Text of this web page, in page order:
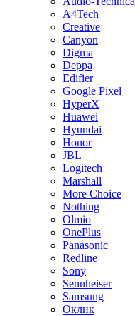
A4Tech
Creative
Canyon
Digma
Deppa
Edifier
Google Pixel
HyperX
Huawei
Hyundai
Honor
JBL
Logitech
Marshall
More Choice
Nothing
Olmio
OnePlus
Panasonic
Redline
Sony
Sennheiser
Samsung
Оклик